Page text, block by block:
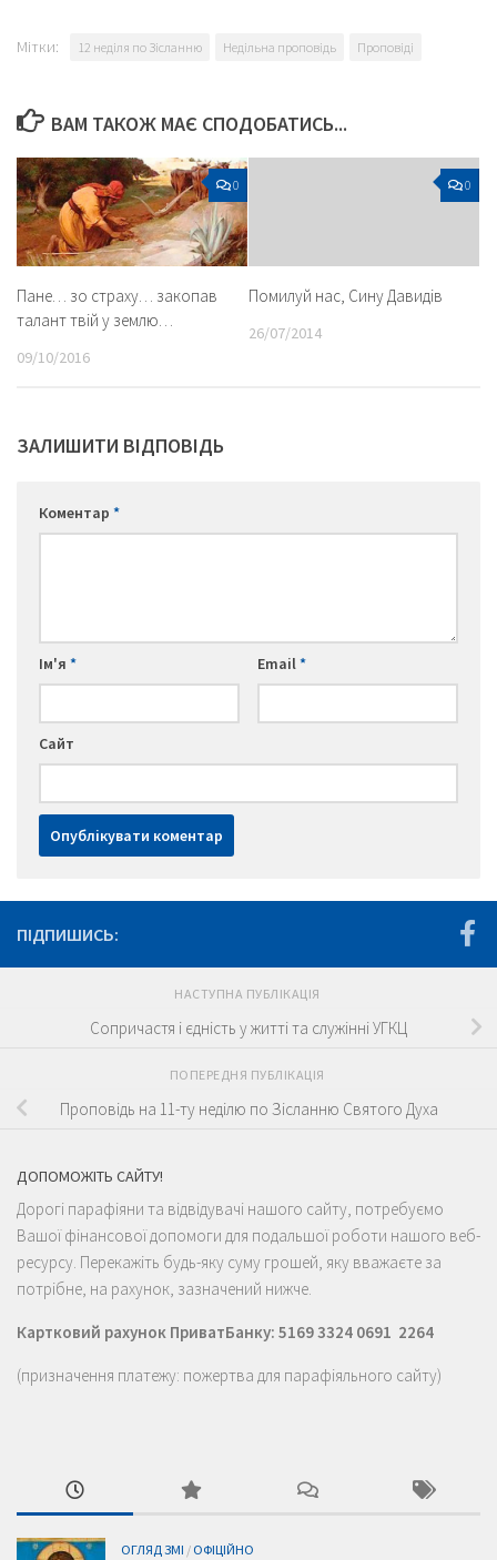
Мітки: 12 неділя по Зісланню Недільна проповідь Проповіді
ВАМ ТАКОЖ МАЄ СПОДОБАТИСЬ...
0
Пане… зо страху… закопав
талант твій у землю…
09/10/2016
0
Помилуй нас, Сину Давидів
26/07/2014
ЗАЛИШИТИ ВІДПОВІДЬ
Коментар *
Ім'я * Email*
Сайт
ПІДПИШИСЬ:
НАСТУПНА ПУБЛІКАЦІЯ
Сопричастя і єдність у житті та служінні УГКЦ
ПОПЕРЕДНЯ ПУБЛІКАЦІЯ
Проповідь на 11-ту неділю по Зісланню Святого Духа
ДОПОМОЖІТЬ САЙТУ!
Дорогі парафіяни та відвідувачі нашого сайту, потребуємо
Вашої фінансової допомоги для подальшої роботи нашого веб-
ресурсу. Перекажіть будь-яку суму грошей, яку вважаєте за
потрібне, на рахунок, зазначений нижче.
Картковий рахунок ПриватБанку: 5169 3324 0691 2264
(призначення платежу: пожертва для парафіяльного сайту)
ОГЛЯД ЗМІ / ОФІЦІЙНО